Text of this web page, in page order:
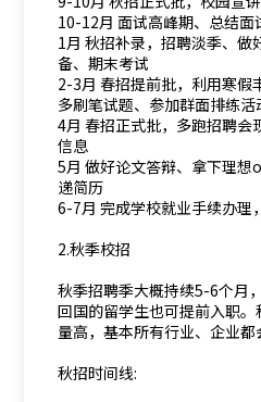
10-12月 面试高峰期、总结面
1月 秋招补录，招聘淡季、做
备、期末考试
2-3月 春招提前批，利用寒假
多刷笔试题、参加群面排练活
4月 春招正式批，多跑招聘会
信息
5月 做好论文答辩、拿下理
递简历
6-7月 完成学校就业手续办理
2.秋季校招
秋季招聘季大概持续5-6个月
回国的留学生也可提前入职
量高，基本所有行业、企业都
秋招时间线: